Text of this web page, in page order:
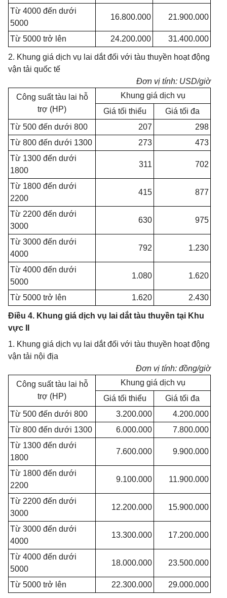
Từ 4000 đến dưới
5000
16.800.000 21.900.000
Từ 5000 trở lên 24.200.000 31.400.000
2. Khung giá dịch vụ lai dắt đối với tàu thuyền hoạt động
vận tải quốc tế
Đơn vị tính: USD/giờ
Công suất tàu lai hỗ
trợ (HP)
Khung giá dịch vụ
Giá tối thiểu
Giá tối đa
Từ 500 đến dưới 800
207
298
Từ 800 đến dưới 1300
273
473
Từ 1300 đến dưới
1800
311 702
Từ 1800 đến dưới
2200
415 877
Từ 2200 đến dưới
3000
630 975
Từ 3000 đến dưới
4000
792 1.230
Từ 4000 đến dưới
5000
1.080 1.620
Từ 5000 trở lên 1.620 2.430
Điều 4. Khung giá dịch vụ lai dắt tàu thuyền tại Khu
vực II
1. Khung giá dịch vụ lai dắt đối với tàu thuyền hoạt động
vận tải nội địa
Đơn vị tính: đồng/giờ
Công suất tàu lai hỗ
trợ (HP)
Khung giá dịch vụ
Giá tối thiểu
Giá tối đa
Từ 500 đến dưới 800
3.200.000
4.200.000
Từ 800 đến dưới 1300
6.000.000
7.800.000
Từ 1300 đến dưới
1800
7.600.000 9.900.000
Từ 1800 đến dưới
2200
9.100.000 11.900.000
Từ 2200 đến dưới
3000
12.200.000 15.900.000
Từ 3000 đến dưới
4000
13.300.000 17.200.000
Từ 4000 đến dưới
5000
18.000.000 23.500.000
Từ 5000 trở lên 22.300.000 29.000.000